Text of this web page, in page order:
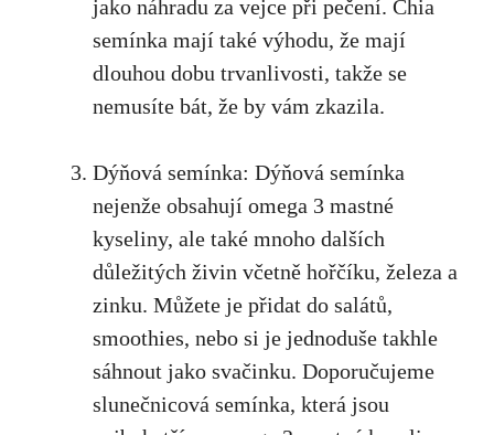
jako náhradu za vejce při pečení. Chia
semínka mají také výhodu, že mají
dlouhou dobu trvanlivosti, takže se
nemusíte bát, že by vám zkazila.
Dýňová semínka: Dýňová semínka
nejenže obsahují omega 3 mastné
kyseliny, ale také mnoho dalších
důležitých živin včetně hořčíku, železa a
zinku. Můžete je přidat do salátů,
smoothies, nebo si je jednoduše takhle
sáhnout jako svačinku. Doporučujeme
slunečnicová semínka, která jsou